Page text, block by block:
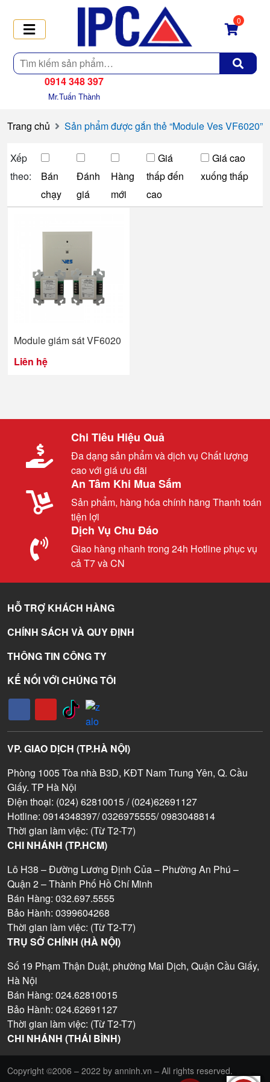
Tìm
kiếm
0
0914 348 397
Mr.Tuấn Thành
Trang chủ Sản phẩm được gắn thẻ “Module Ves VF6020”
Xếp
theo:
Bán
chạy
Đánh
giá
Hàng
mới
Giá
thấp đến
cao
Giá cao
xuống thấp
Module giám sát VF6020
Liên hệ
Chi Tiêu Hiệu Quả
Đa dạng sản phẩm và dịch vụ Chất lượng
cao với giá ưu đãi
An Tâm Khi Mua Sắm
Sản phẩm, hàng hóa chính hãng Thanh toán
tiện lợi
Dịch Vụ Chu Đáo
Giao hàng nhanh trong 24h Hotline phục vụ
cả T7 và CN
HỖ TRỢ KHÁCH HÀNG
CHÍNH SÁCH VÀ QUY ĐỊNH
THÔNG TIN CÔNG TY
KẾ NỐI VỚI CHÚNG TÔI
VP. GIAO DỊCH (TP.HÀ NỘI)
Phòng 1005 Tòa nhà B3D, KĐT Nam Trung Yên, Q. Cầu
Giấy. TP Hà Nội
Điện thoại: (024) 62810015 / (024)62691127
Hotline: 0914348397/ 0326975555/ 0983048814
Thời gian làm việc: (Từ T2-T7)
CHI NHÁNH (TP.HCM)
Lô H38 – Đường Lương Định Của – Phường An Phú –
Quận 2 – Thành Phố Hồ Chí Minh
Bán Hàng: 032.697.5555
Bảo Hành: 0399604268
Thời gian làm việc: (Từ T2-T7)
TRỤ SỞ CHÍNH (HÀ NỘI)
Số 19 Phạm Thận Duật, phường Mai Dịch, Quận Cầu Giấy,
Hà Nội
Bán Hàng: 024.62810015
Bảo Hành: 024.62691127
Thời gian làm việc: (Từ T2-T7)
CHI NHÁNH (THÁI BÌNH)
Copyright ©2006 – 2022 by anninh.vn – All rights reserved.